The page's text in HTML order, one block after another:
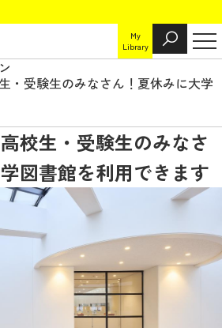
My
Library
・受験生のみなさん！夏休みに大学
校生・受験生のみなさ
図書館を利用できます